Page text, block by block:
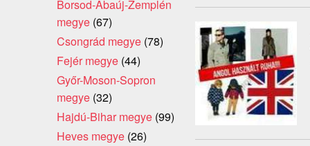
Borsod-Abaúj-Zemplén
megye (67)
Csongrád megye (78)
Fejér megye (44)
Győr-Moson-Sopron
megye (32)
Hajdú-Bihar megye (99)
Heves megye (26)